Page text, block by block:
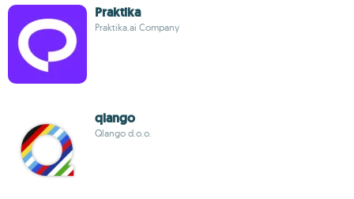
Praktika
Praktika.ai Company
qlango
Qlango d.o.o.